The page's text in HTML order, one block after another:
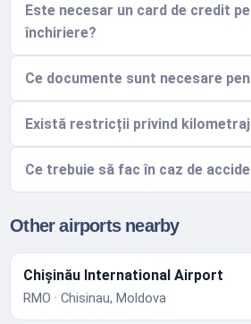
Este necesar un card de credit
închiriere?
Ce documente sunt necesare
Există restricții privind
Ce trebuie să fac în caz de
Other airports nearby
Chișinău International Airport
RMO · Chisinau, Moldova